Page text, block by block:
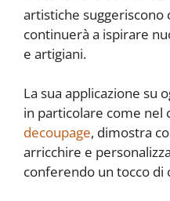
artistiche suggeriscono
continuerà a ispirare
e artigiani.
La sua applicazione su
in particolare come nel
decoupage, dimostra
arricchire e
conferendo un tocco di